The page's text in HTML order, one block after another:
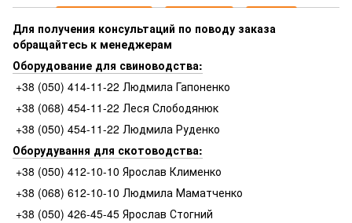
Для получения консультаций по поводу заказа
обращайтесь к менеджерам
Оборудование для свиноводства:
+38 (050) 414-11-22 Людмила Гапоненко
+38 (068) 454-11-22 Леся Слободянюк
+38 (050) 454-11-22 Людмила Руденко
Оборудування для скотоводства:
+38 (050) 412-10-10 Ярослав Клименко
+38 (068) 612-10-10 Людмила Маматченко
+38 (050) 426-45-45 Ярослав Стогний